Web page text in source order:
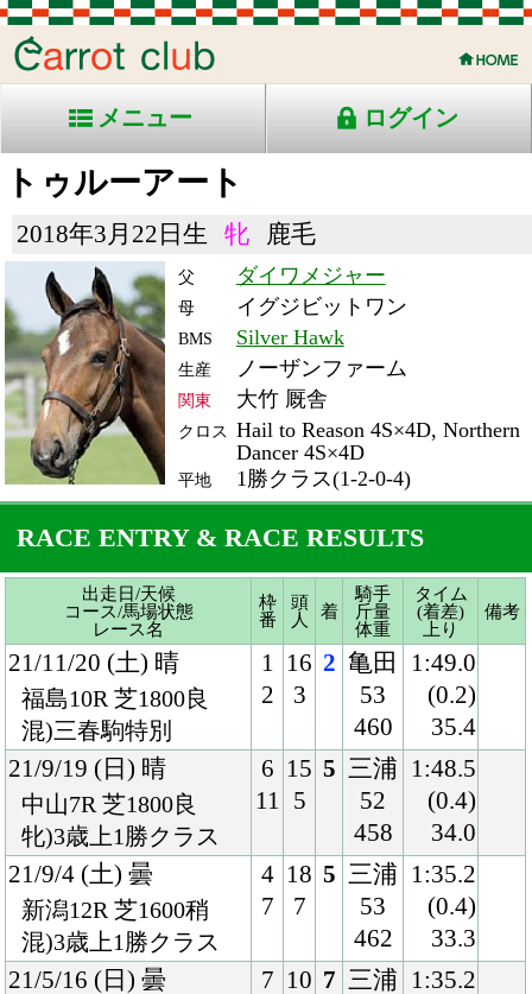
メニュー ログイン
トゥルーアート
2018年3月22日生 牝 鹿毛
ダイワメジャー
イグジビットワン
BMS Silver Hawk
生産 ノーザンファーム
関東 大竹 厩舎
クロス Hail to Reason 4S×4D, Northern
Dancer 4S×4D
平地 1勝クラス(1-2-0-4)
RACE ENTRY & RACE RESULTS
出走日/天候
コース/馬場状態
レース名
枠
番
頭
人
着
騎手
斤量
体重
タイム
(着差)
上り
備考
21/11/20 (土) 晴
福島10R 芝1800良
1
2
16
3
2 亀田
53
1:49.0
(0.2)
21/9/19 (日) 晴
中山7R 芝1800良
牝)3歳上1勝クラス
11
15
5
5 三浦
52
458
1:48.5
(0.4)
34.0
21/9/4 (土) 曇
新潟12R 芝1600稍
混)3歳上1勝クラス
4
7 7
三浦
53
462
1:35.2
(0.4)
33.3
21/5/16 (日) 曇
東京5R 芝1600良
混)3歳1勝クラス
7 10
三浦
464
1:35.2
33.3
21/3/14 (日) 晴
中山11R 芝1600重
国)牝)アネモネＳ-Ｌ
13
三浦
54
1:35.8
(1.0)
20/12/12 (土) 曇
中山2R 芝1600良
混)2歳未勝利
8 16 1 三浦
54
458
1:35.1
(0.1)
20/11/15 (日) 晴
東京5R 芝1600良
2歳新馬
6
6
10
2
456
33.7